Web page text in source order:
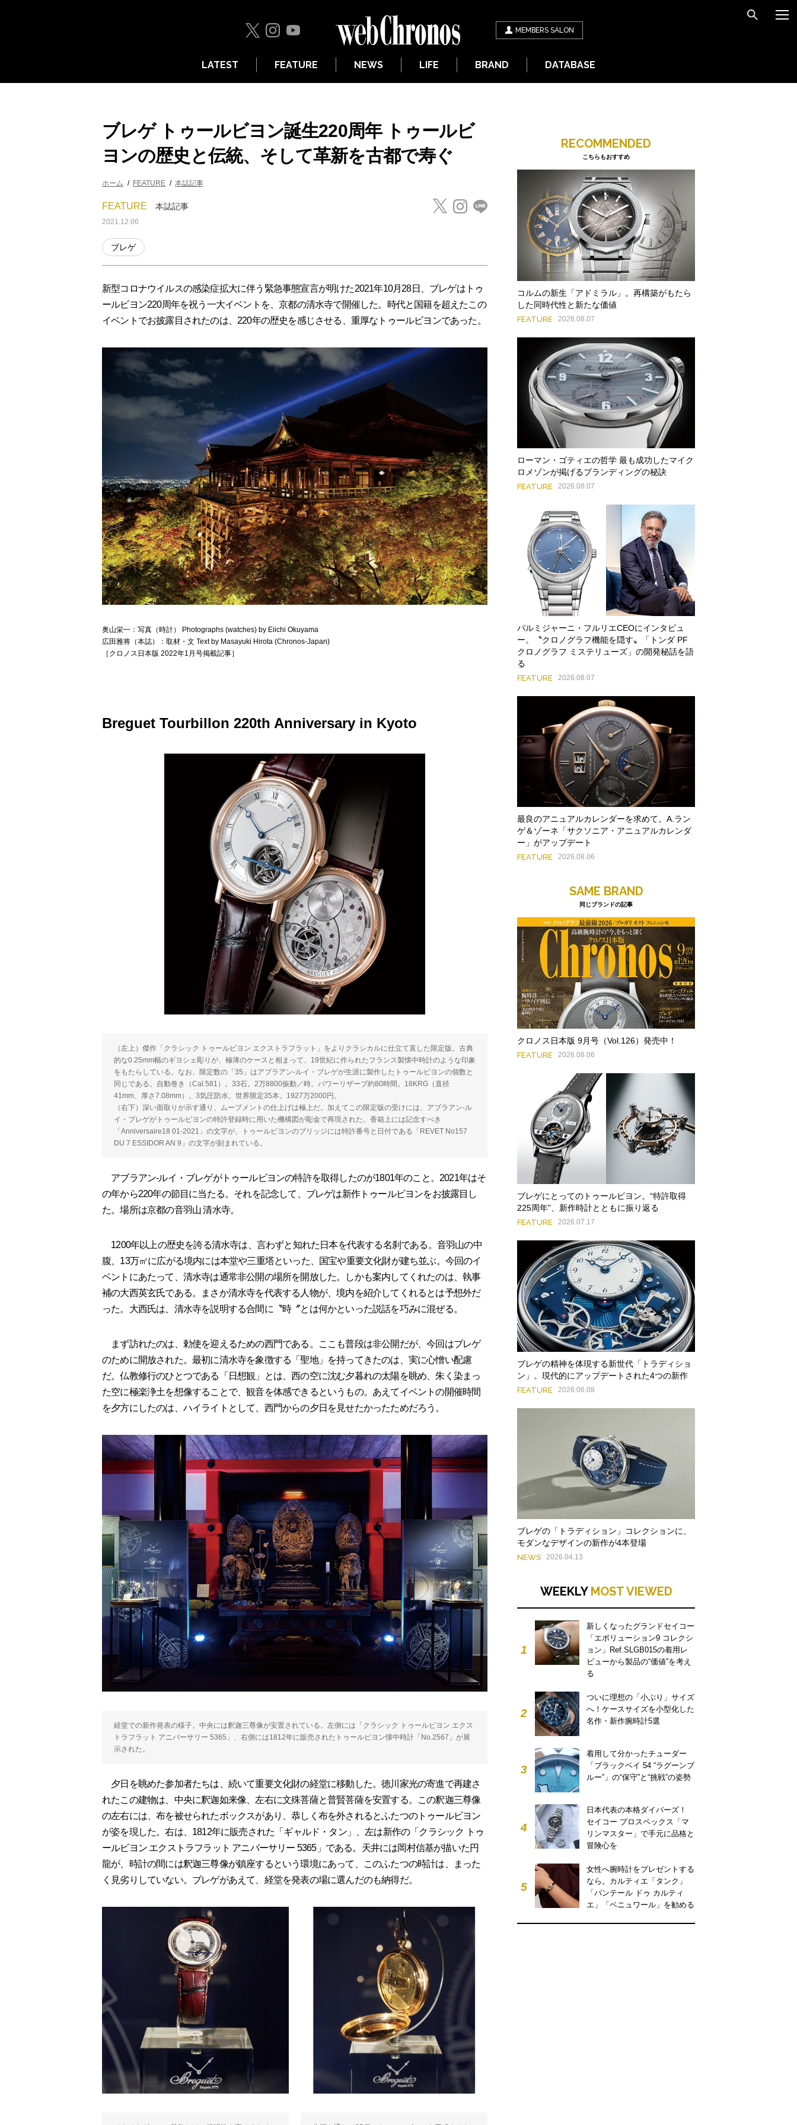
MEMBERS SALON
LATEST FEATURE NEWS LIFE BRAND DATABASE
ブレゲ トゥールビヨン誕生220周年 トゥールビ
ヨンの歴史と伝統、そして革新を古都で寿ぐ
ホーム FEATURE 本誌記事
FEATURE 本誌記事
2021.12.06
ブレゲ
新型コロナウイルスの感染症拡大に伴う緊急事態宣言が明けた2021年10月28日、ブレゲはトゥ
ールビヨン220周年を祝う一大イベントを、京都の清水寺で開催した。時代と国籍を超えたこの
イベントでお披露目されたのは、220年の歴史を感じさせる、重厚なトゥールビヨンであった。
奥山栄一：写真（時計） Photographs (watches) by Eiichi Okuyama
広田雅将（本誌）：取材・文 Text by Masayuki Hirota (Chronos-Japan)
［クロノス日本版 2022年1月号掲載記事］
Breguet Tourbillon 220th Anniversary in Kyoto
（左上）傑作「クラシック トゥールビヨン エクストラフラット」をよりクラシカルに仕立て直した限定版。古典
的な0.25mm幅のギヨシェ彫りが、極薄のケースと相まって、19世紀に作られたフランス製懐中時計のような印象
をもたらしている。なお、限定数の「35」はアブラアン-ルイ・ブレゲが生涯に製作したトゥールビヨンの個数と
同じである。自動巻き（Cal.581）。33石。2万8800振動／時。パワーリザーブ約80時間。18KRG（直径
41mm、厚さ7.08mm）。3気圧防水。世界限定35本。1927万2000円。
（右下）深い面取りが示す通り、ムーブメントの仕上げは極上だ。加えてこの限定版の受けには、アブラアン-ル
イ・ブレゲがトゥールビヨンの特許登録時に用いた機構図が彫金で再現された。香箱上には記念すべき
「Anniversaire18 01-2021」の文字が、トゥールビヨンのブリッジには特許番号と日付である「REVET No157
DU 7 ESSIDOR AN 9」の文字が刻まれている。
アブラアン-ルイ・ブレゲがトゥールビヨンの特許を取得したのが1801年のこと。2021年はそ
の年から220年の節目に当たる。それを記念して、ブレゲは新作トゥールビヨンをお披露目し
た。場所は京都の音羽山 清水寺。
1200年以上の歴史を誇る清水寺は、言わずと知れた日本を代表する名刹である。音羽山の中
腹、13万㎡に広がる境内には本堂や三重塔といった、国宝や重要文化財が建ち並ぶ。今回のイ
ベントにあたって、清水寺は通常非公開の場所を開放した。しかも案内してくれたのは、執事
補の大西英玄氏である。まさか清水寺を代表する人物が、境内を紹介してくれるとは予想外だ
った。大西氏は、清水寺を説明する合間に〝時〞とは何かといった説話を巧みに混ぜる。
まず訪れたのは、勅使を迎えるための西門である。ここも普段は非公開だが、今回はブレゲ
のために開放された。最初に清水寺を象徴する「聖地」を持ってきたのは、実に心憎い配慮
だ。仏教修行のひとつである「日想観」とは、西の空に沈む夕暮れの太陽を眺め、朱く染まっ
た空に極楽浄土を想像することで、観音を体感できるというもの。あえてイベントの開催時間
を夕方にしたのは、ハイライトとして、西門からの夕日を見せたかったためだろう。
経堂での新作発表の様子。中央には釈迦三尊像が安置されている。左側には「クラシック トゥールビヨン エクス
トラフラット アニバーサリー 5365」、右側には1812年に販売されたトゥールビヨン懐中時計「No.2567」が展
示された。
夕日を眺めた参加者たちは、続いて重要文化財の経堂に移動した。徳川家光の寄進で再建さ
れたこの建物は、中央に釈迦如来像、左右に文殊菩薩と普賢菩薩を安置する。この釈迦三尊像
の左右には、布を被せられたボックスがあり、恭しく布を外されるとふたつのトゥールビヨン
が姿を現した。右は、1812年に販売された「ギャルド・タン」、左は新作の「クラシック トゥ
ールビヨン エクストラフラット アニバーサリー 5365」である。天井には岡村信基が描いた円
龍が、時計の間には釈迦三尊像が鎮座するという環境にあって、このふたつの時計は、まった
く見劣りしていない。ブレゲがあえて、経堂を発表の場に選んだのも納得だ。
RECOMMENDED
こちらもおすすめ
コルムの新生「アドミラル」。再構築がもたら
した同時代性と新たな価値
FEATURE 2026.08.07
ローマン・ゴティエの哲学 最も成功したマイク
ロメゾンが掲げるブランディングの秘訣
FEATURE 2026.08.07
パルミジャーニ・フルリエCEOにインタビュ
ー。〝クロノグラフ機能を隠す〟「トンダ PF
クロノグラフ ミステリューズ」の開発秘話を語
る
FEATURE 2026.08.07
最良のアニュアルカレンダーを求めて。A.ラン
ゲ＆ゾーネ「サクソニア・アニュアルカレンダ
ー」がアップデート
FEATURE 2026.08.06
SAME BRAND
同じブランドの記事
クロノス日本版 9月号（Vol.126）発売中！
FEATURE 2026.08.06
ブレゲにとってのトゥールビヨン。“特許取得
225周年”、新作時計とともに振り返る
FEATURE 2026.07.17
ブレゲの精神を体現する新世代「トラディショ
ン」。現代的にアップデートされた4つの新作
FEATURE 2026.06.08
ブレゲの「トラディション」コレクションに、
モダンなデザインの新作が4本登場
NEWS 2026.04.13
WEEKLY MOST VIEWED
1
新しくなったグランドセイコー
「エボリューション9 コレクシ
ョン」Ref.SLGB015の着用レ
ビューから製品の“価値”を考え
る
2
ついに理想の「小ぶり」サイズ
へ！ケースサイズを小型化した
名作・新作腕時計5選
3
着用して分かったチューダー
「ブラックベイ 54 “ラグーンブ
ルー”」の“保守”と“挑戦”の姿勢
4
日本代表の本格ダイバーズ！
セイコー プロスペックス「マ
リンマスター」で手元に品格と
冒険心を
5
女性へ腕時計をプレゼントする
なら。カルティエ「タンク」
「パンテール ドゥ カルティ
エ」「ベニュワール」を勧める